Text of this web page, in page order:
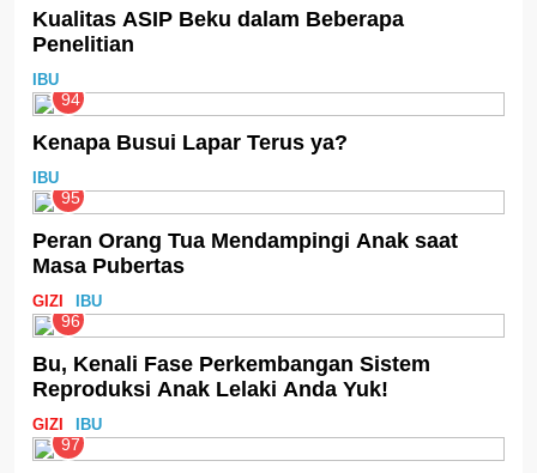
Kualitas ASIP Beku dalam Beberapa
Penelitian
IBU
94
Kenapa Busui Lapar Terus ya?
IBU
95
Peran Orang Tua Mendampingi Anak saat
Masa Pubertas
GIZI IBU
96
Bu, Kenali Fase Perkembangan Sistem
Reproduksi Anak Lelaki Anda Yuk!
GIZI IBU
97